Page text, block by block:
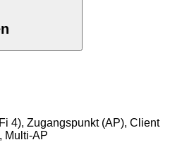
4), Zugangspunkt (AP), Client
Multi-AP